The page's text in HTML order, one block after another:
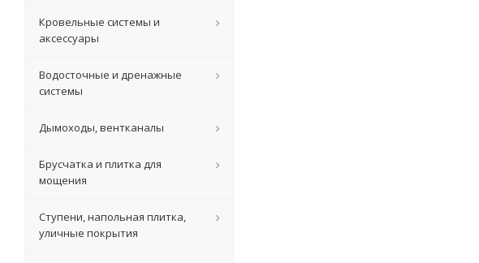
Кровельные системы и
аксессуары
Водосточные и дренажные
системы
Дымоходы, вентканалы
Брусчатка и плитка для
мощения
Ступени, напольная плитка,
уличные покрытия